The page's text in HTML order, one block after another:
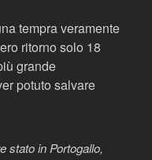
tempra veramente
ritorno solo 18
grande
potuto salvare
stato in Portogallo,